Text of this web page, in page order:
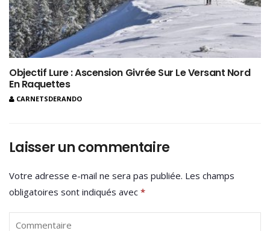
Objectif Lure : Ascension Givrée Sur Le Versant Nord
En Raquettes
CARNETSDERANDO
Laisser un commentaire
Votre adresse e-mail ne sera pas publiée. Les champs
obligatoires sont indiqués avec *